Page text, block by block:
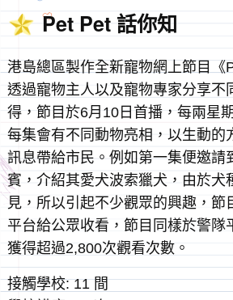
Pet Pet 話你知
港島總區製作全新寵物網上節目《
透過寵物主人以及寵物專家分享不
得，節目於6月10日首播，每兩星
每集會有不同動物亮相，以生動的
訊息帶給市民。例如第一集便邀請
賓，介紹其愛犬波索獵犬，由於犬
見，所以引起不少觀眾的興趣，節
平台給公眾收看，節目同樣於警隊
獲得超過2,800次觀看次數。
接觸學校: 11 間